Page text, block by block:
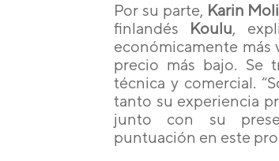
Por su parte, Karin
finlandés Koulu,
económicamente más
precio más bajo. Se
técnica y comercial.
tanto su experiencia
junto con su
puntuación en este